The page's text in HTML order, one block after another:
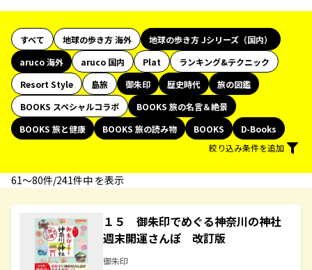
すべて 地球の歩き方 海外
地球の歩き方 Jシリーズ（国内）
aruco 海外
aruco 国内 Plat
ランキング&テクニック
Resort Style
島旅 御朱印 歴史時代
旅の図鑑
BOOKS スペシャルコラボ
BOOKS 旅の名言＆絶景
BOOKS 旅と健康
BOOKS 旅の読み物 BOOKS
D-Books
絞り込み条件を追加
61〜80件/241件中 を表示
１５ 御朱印でめぐる神奈川の神社
週末開運さんぽ 改訂版
御朱印